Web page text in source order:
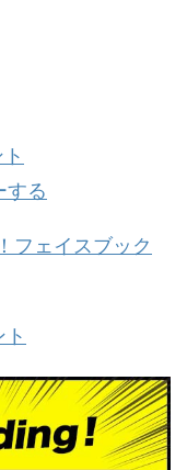
する
フェイスブック